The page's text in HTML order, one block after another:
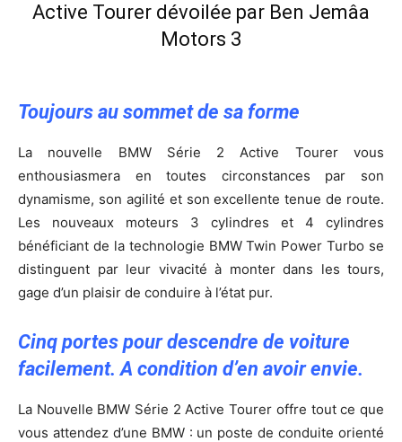
Toujours au sommet de sa forme
La nouvelle BMW Série 2 Active Tourer vous
enthousiasmera en toutes circonstances par son
dynamisme, son agilité et son excellente tenue de route.
Les nouveaux moteurs 3 cylindres et 4 cylindres
bénéficiant de la technologie BMW Twin Power Turbo se
distinguent par leur vivacité à monter dans les tours,
gage d’un plaisir de conduire à l’état pur.
Cinq portes pour descendre de voiture
facilement. A condition d’en avoir envie.
La Nouvelle BMW Série 2 Active Tourer offre tout ce que
vous attendez d’une BMW : un poste de conduite orienté